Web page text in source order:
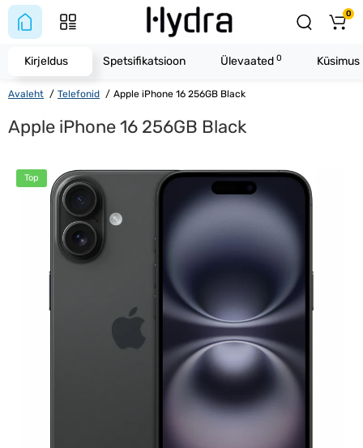
0
Avaleht Telefonid Apple iPhone 16 256GB Black
Apple iPhone 16 256GB Black
Top
Kirjeldus Spetsifikatsioon Ülevaated 0